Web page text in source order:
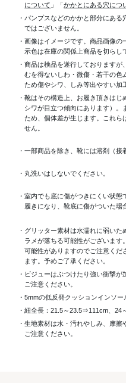
について 」「かかとにある穴につ
・パンプスなどのかかと部分にあ
ではございません。
・画像はイメージです。商品画像
示色は在庫の関係上商品を切らし
・商品は検品を遂行しております
むを得ないしわ・微傷・若干の色
ため傷やシワ、しみ等出やすい加
・靴はその構造上、お履き頂きは
シワが目立つ傾向にあります）
ため、個体差が生じます。これら
せん。
・一部商品を除き、靴には溶剤（接
・丸洗いはしないでください。
・室内でも底に傷がつきにくい状
履きになり、靴底に傷がついた場
・グリッター素材は水濡れに弱い
ラメが落ちる可能性がございます
可能性がありますのでご注意く
ます。予めご了承ください。
・ビジューはぶつけたり強い衝撃
ご注意ください。
・5mmの低反発クッションインソー
・紐全長：21.5～23.5⇒111cm、24
・生地素材は水・汚れやしみ、摩
ご注意ください。